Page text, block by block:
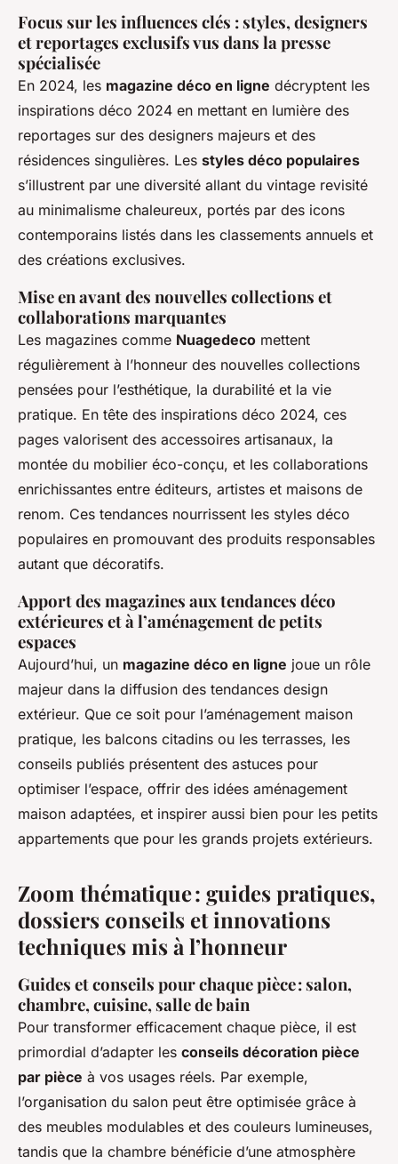
Focus sur les influences clés : styles, designers
et reportages exclusifs vus dans la presse
spécialisée
En 2024, les magazine déco en ligne décryptent les
inspirations déco 2024 en mettant en lumière des
reportages sur des designers majeurs et des
résidences singulières. Les styles déco populaires
s’illustrent par une diversité allant du vintage revisité
au minimalisme chaleureux, portés par des icons
contemporains listés dans les classements annuels et
des créations exclusives.
Mise en avant des nouvelles collections et
collaborations marquantes
Les magazines comme Nuagedeco mettent
régulièrement à l’honneur des nouvelles collections
pensées pour l’esthétique, la durabilité et la vie
pratique. En tête des inspirations déco 2024, ces
pages valorisent des accessoires artisanaux, la
montée du mobilier éco-conçu, et les collaborations
enrichissantes entre éditeurs, artistes et maisons de
renom. Ces tendances nourrissent les styles déco
populaires en promouvant des produits responsables
autant que décoratifs.
Apport des magazines aux tendances déco
extérieures et à l’aménagement de petits
espaces
Aujourd’hui, un magazine déco en ligne joue un rôle
majeur dans la diffusion des tendances design
extérieur. Que ce soit pour l’aménagement maison
pratique, les balcons citadins ou les terrasses, les
conseils publiés présentent des astuces pour
optimiser l’espace, offrir des idées aménagement
maison adaptées, et inspirer aussi bien pour les petits
appartements que pour les grands projets extérieurs.
Zoom thématique : guides pratiques,
dossiers conseils et innovations
techniques mis à l’honneur
Guides et conseils pour chaque pièce : salon,
chambre, cuisine, salle de bain
Pour transformer efficacement chaque pièce, il est
primordial d’adapter les conseils décoration pièce
par pièce à vos usages réels. Par exemple,
l’organisation du salon peut être optimisée grâce à
des meubles modulables et des couleurs lumineuses,
tandis que la chambre bénéficie d’une atmosphère